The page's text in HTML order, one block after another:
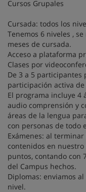
Cursos Grupales
Cursada: todos los
Tenemos 6 niveles ,
meses de cursada.
Acceso a plataforma
Clases por
De 3 a 5 participantes
participación activa
El programa incluye 4
audio comprensión y
áreas de la lengua
con personas de todo
Exámenes: al
contenidos en
puntos, contando con
del Campus hechos.
Diplomas: enviamos
nivel.